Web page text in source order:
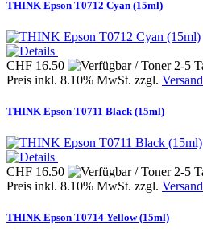
THINK Epson T0712 Cyan (15ml)
CHF 16.50
Preis inkl. 8.10% MwSt. zzgl. Versand
THINK Epson T0711 Black (15ml)
CHF 16.50
Preis inkl. 8.10% MwSt. zzgl. Versand
THINK Epson T0714 Yellow (15ml)